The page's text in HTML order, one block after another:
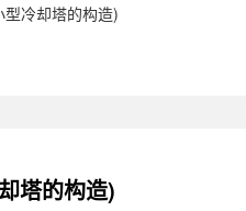
冷却塔的构造)
塔的构造)